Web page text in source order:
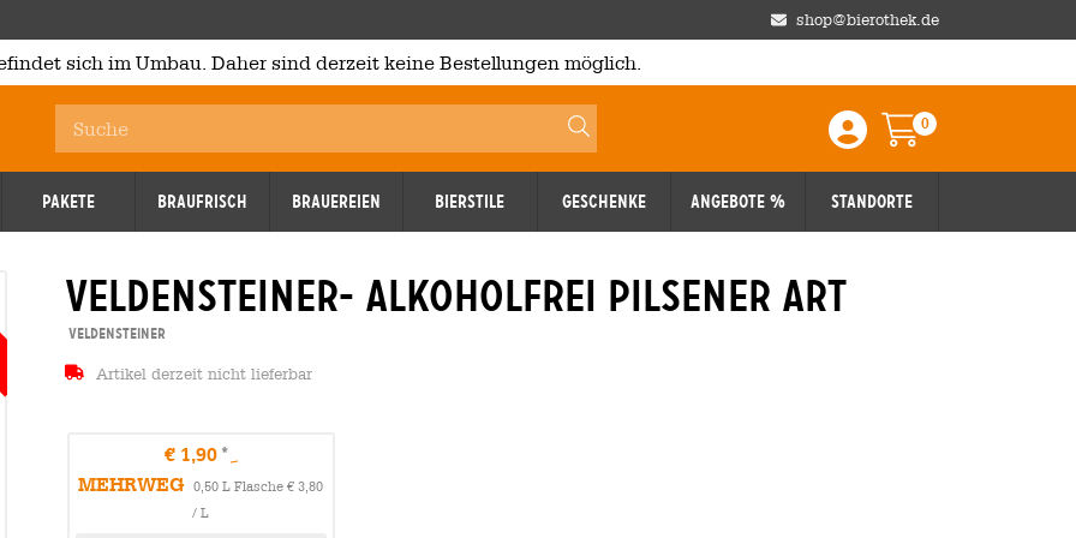
shop@bierothek.de
sich im Umbau. Daher sind derzeit keine Bestellungen möglich.
Einloggen / Anmelden
Warenkorb
0
Pakete Braufrisch Brauereien Bierstile Geschenke Angebote % Standorte
Reduziert
13.02.2026 Reduziert
13.02.2026
veldensteiner- alkoholfrei pilsener art
Veldensteiner
Artikel derzeit nicht lieferbar
€ 1,90
MEHRWEG
0,50 L Flasche € 3,80
/ L